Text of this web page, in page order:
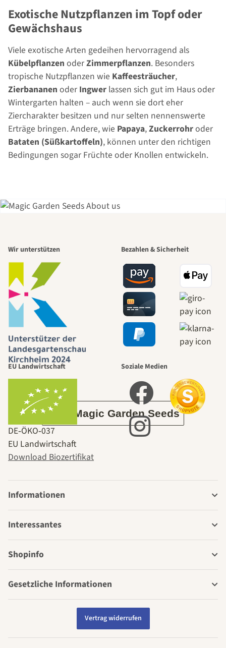
Exotische Nutzpflanzen im Topf oder
Gewächshaus
Viele exotische Arten gedeihen hervorragend als
Kübelpflanzen oderZimmerpflanzen. Besonders
tropische Nutzpflanzen wie Kaffeesträucher,
Zierbananen oder Ingwer lassen sich gut im Haus oder
Wintergarten halten – auch wenn sie dort eher
Ziercharakter besitzen und nur selten nennenswerte
Erträge bringen. Andere, wie Papaya,Zuckerrohroder
Bataten (Süßkartoffeln), können unter den richtigen
Bedingungen sogar Früchte oder Knollen entwickeln.
schönsten
Wege zu uns
selbst führt
durch den
Garten
Über Magic Garden Seeds
Wir unterstützen Bezahlen & Sicherheit
EU Landwirtschaft
DE‑ÖKO‑037
EU Landwirtschaft
Download Biozertifikat
Soziale Medien
Informationen
Interessantes
Shopinfo
Gesetzliche Informationen
Vertrag widerrufen